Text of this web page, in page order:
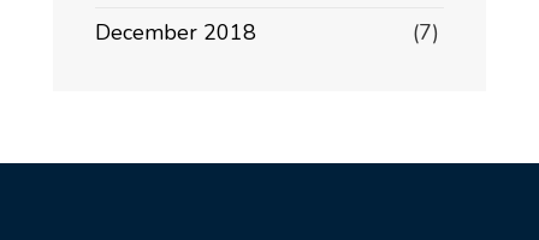
December 2018
(7)